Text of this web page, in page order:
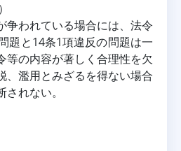
争われている場合には、法令
題と14条1項違反の問題は一
等の内容が著しく合理性を欠
、濫用とみざるを得ない場合
れない。